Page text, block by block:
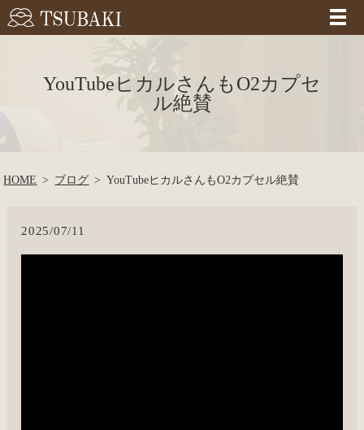
YouTubeヒカルさんもO2カプセ
ル絶賛
HOME ブログ YouTubeヒカルさんもO2カプセル絶賛
2025/07/11